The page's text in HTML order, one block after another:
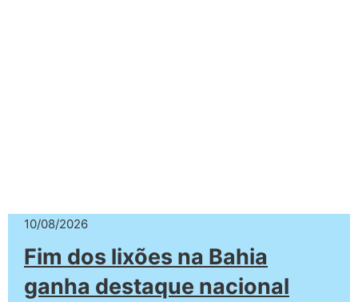
10/08/2026
Fim dos lixões na Bahia
ganha destaque nacional